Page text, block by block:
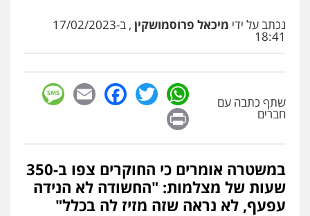
נכתב על ידי מיכאל פרוסמושקין , ב-17/02/2023
18:41
שתף כתבה עם
חברים
WhatsApp
Twitter
Facebook
Email
במשטרה אומרים כי החוקרים צפו ב-350
שעות של מצלמות: "החשודה לא הנידה
עפעף, לא נראה שזה מזיז לה בכלל"